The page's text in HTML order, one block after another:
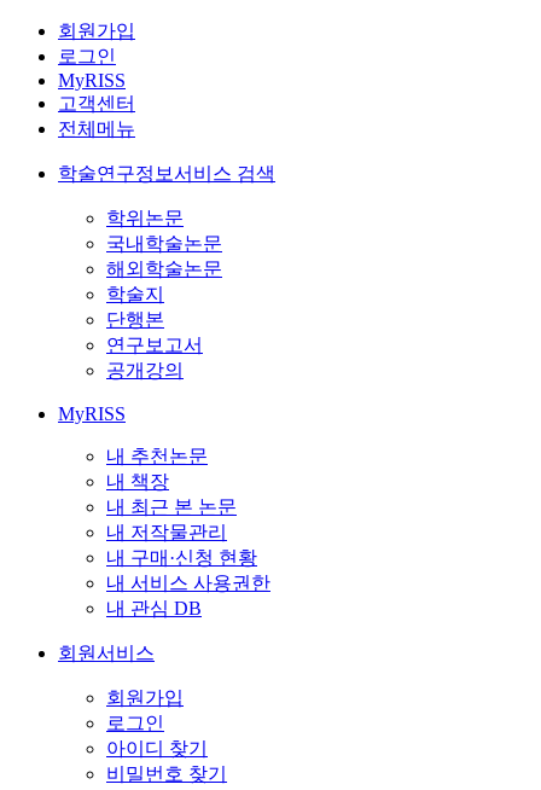
회원가입
로그인
MyRISS
고객센터
전체메뉴
학술연구정보서비스 검색
학위논문
국내학술논문
해외학술논문
학술지
단행본
연구보고서
공개강의
MyRISS
내 추천논문
내 책장
내 최근 본 논문
내 저작물관리
내 구매·신청 현황
내 서비스 사용권한
내 관심 DB
회원서비스
회원가입
로그인
아이디 찾기
비밀번호 찾기